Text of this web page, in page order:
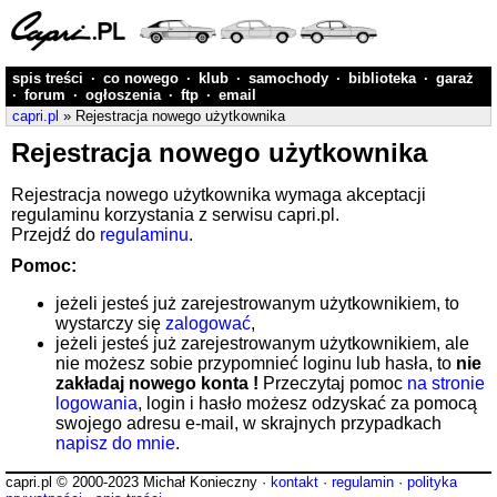
spis treści · co nowego · klub · samochody · biblioteka · garaż
· forum · ogłoszenia · ftp · email
capri.pl » Rejestracja nowego użytkownika
Rejestracja nowego użytkownika
Rejestracja nowego użytkownika wymaga akceptacji
regulaminu korzystania z serwisu capri.pl.
Przejdź do regulaminu.
Pomoc:
jeżeli jesteś już zarejestrowanym użytkownikiem, to
wystarczy się zalogować,
jeżeli jesteś już zarejestrowanym użytkownikiem, ale
nie możesz sobie przypomnieć loginu lub hasła, to nie
zakładaj nowego konta ! Przeczytaj pomoc na stronie
logowania, login i hasło możesz odzyskać za pomocą
swojego adresu e-mail, w skrajnych przypadkach
napisz do mnie.
capri.pl © 2000-2023 Michał Konieczny · kontakt · regulamin · polityka